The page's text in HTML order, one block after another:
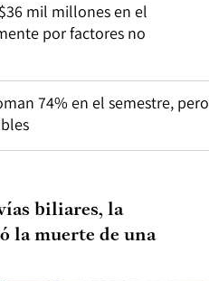
mil millones en el
por factores no
74% en el semestre, pero
biliares, la
la muerte de una